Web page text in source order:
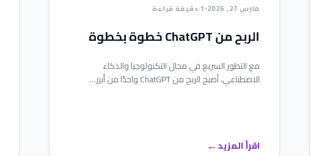
مارس 27, 2026 1 دقيقة قراءة
الربح من ChatGPT خطوة بخطوة
مع التطور السريع في مجال التكنولوجيا والذكاء
الاصطناعي، أصبح الربح من ChatGPT واحدًا من أبرز…
اقرأ المزيد←